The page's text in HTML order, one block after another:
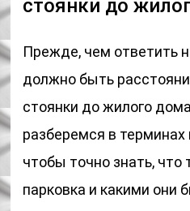
стоянки до
Прежде, чем ответить
должно быть
стоянки до жилого
разберемся в терминах
чтобы точно знать, что
парковка и какими они